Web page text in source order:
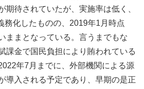
期待されていたが、実施率は低く、
務化したものの、2019年1月時点
ままとなっている。言うまでもな
課金で国民負担により賄われている
年7月までに、外部機関による源
導入される予定であり、早期の是正